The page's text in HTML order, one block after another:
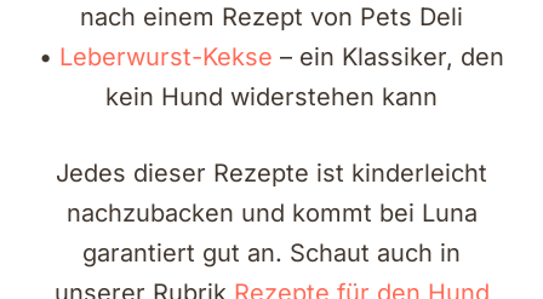
nach einem Rezept von Pets Deli
• Leberwurst-Kekse – ein Klassiker, den
kein Hund widerstehen kann
Jedes dieser Rezepte ist kinderleicht
nachzubacken und kommt bei Luna
garantiert gut an. Schaut auch in
unserer Rubrik Rezepte für den Hund